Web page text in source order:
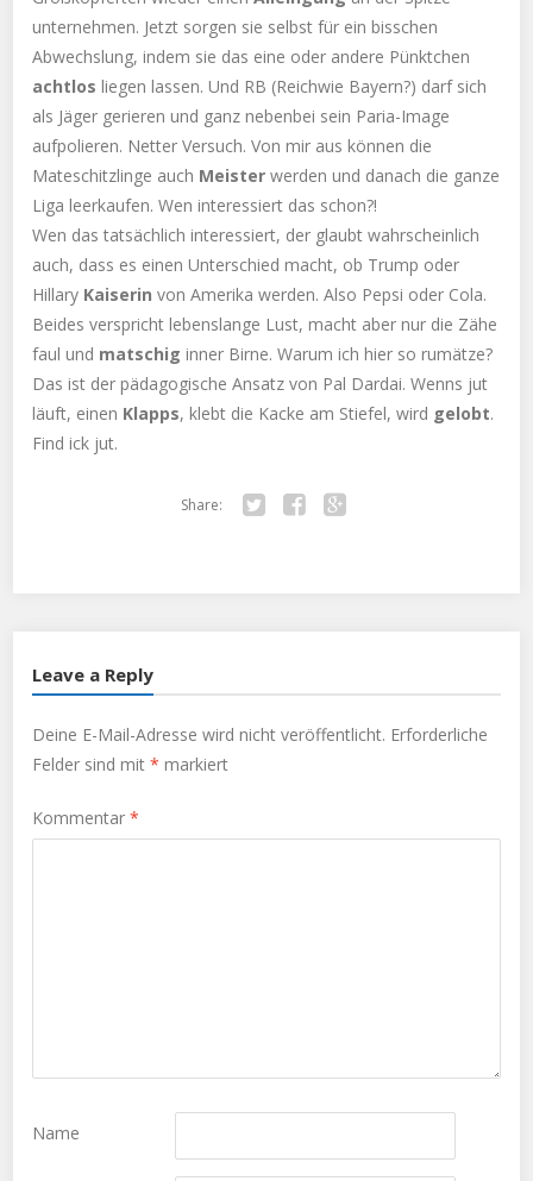
unternehmen. Jetzt sorgen sie selbst für ein bisschen
Abwechslung, indem sie das eine oder andere Pünktchen
achtlosliegen lassen. Und RB (Reichwie Bayern?) darf sich
als Jäger gerieren und ganz nebenbei sein Paria-Image
aufpolieren. Netter Versuch. Von mir aus können die
Mateschitzlinge auch Meisterwerden und danach die ganze
Liga leerkaufen. Wen interessiert das schon?!
Wen das tatsächlich interessiert, der glaubt wahrscheinlich
auch, dass es einen Unterschied macht, ob Trump oder
Hillary Kaiserinvon Amerika werden. Also Pepsi oder Cola.
Beides verspricht lebenslange Lust, macht aber nur die Zähe
faul und matschiginner Birne. Warum ich hier so rumätze?
Das ist der pädagogische Ansatz von Pal Dardai. Wenns jut
läuft, einen Klapps, klebt die Kacke am Stiefel, wird gelobt.
Find ick jut.
Share:
Leave a Reply
Deine E-Mail-Adresse wird nicht veröffentlicht. Erforderliche
Felder sind mit* markiert
Kommentar*
Name